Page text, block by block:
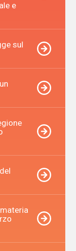
e
sul